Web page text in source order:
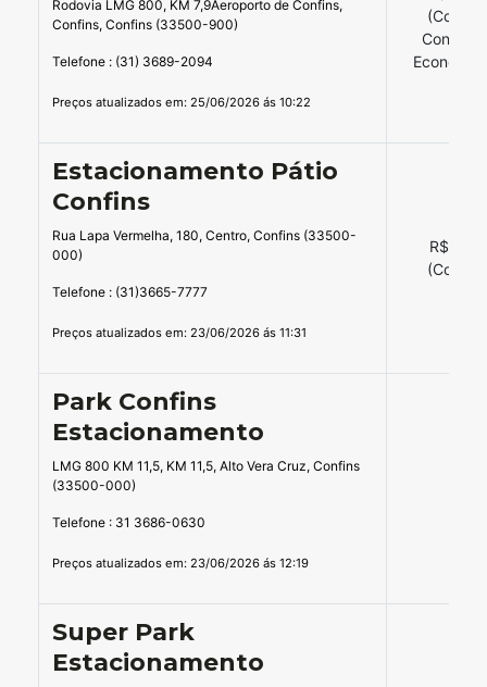
Rodovia LMG 800, KM 7,9Aeroporto de Confins,
Confins, Confins (33500-900)
Telefone : (31) 3689-2094
Preços atualizados em: 25/06/2026 ás 10:22
Estacionamento Pátio
Confins
Rua Lapa Vermelha, 180, Centro, Confins (33500-
000)
Telefone : (31)3665-7777
Preços atualizados em: 23/06/2026 ás 11:31
R$
Park Confins
Estacionamento
LMG 800 KM 11,5, KM 11,5, Alto Vera Cruz, Confins
(33500-000)
Telefone : 31 3686-0630
Preços atualizados em: 23/06/2026 ás 12:19
Super Park
Estacionamento